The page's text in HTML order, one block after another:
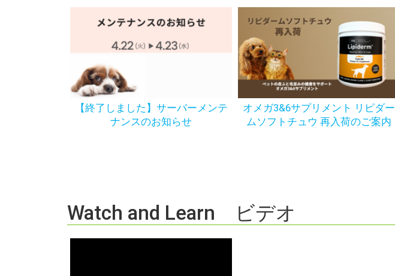
【終了しました】サーバーメンテ
ナンスのお知らせ
オメガ3&6サプリメント リピダー
ムソフトチュウ 再入荷のご案内
Watch and Learn ビデオ